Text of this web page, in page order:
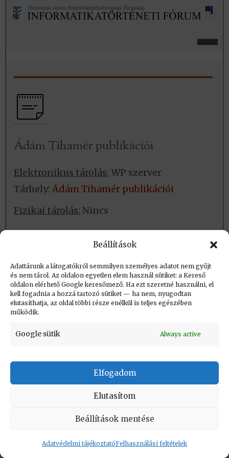
Beállítások
Adattárunk a látogatókról semmilyen személyes adatot nem gyűjt
és nem tárol. Az oldalon egyetlen elem használ sütiket: a Kereső
oldalon elérhető Google keresőmező. Ha ezt szeretné használni, el
kell fogadnia a hozzá tartozó sütiket — ha nem, nyugodtan
elutasíthatja, az oldal többi része enélkül is teljes egészében
működik.
Google sütik Always active
Elfogadom
Elutasítom
Beállítások mentése
Adatvédelmi tájékoztatóFelhasználási feltételek
Ádám Tihamér publikációi
Elektronikus tárolás: WP szerver
Tárhely: Ádám Tihamér publikációi
Fizikai tárolás: Nincs
Létrehozva: 2015.12.06. 09:20
Utolsó módosítás: 2023.09.01. 20:34
KAPCSOLAT
Felhasználási
Vissza a lap tetejére
Copyright © Informatikatörténeti Fórum 2017